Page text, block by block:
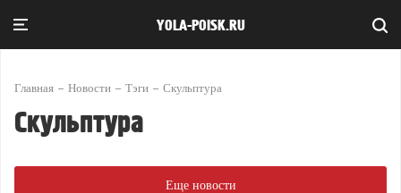
YOLA-POISK.RU
Главная Новости Тэги Скульптура
Скульптура
Еще новости